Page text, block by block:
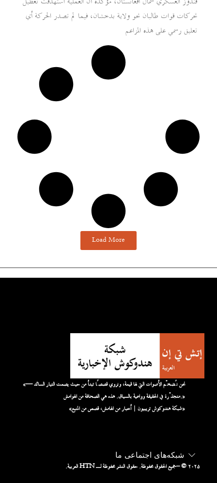
تحركات قوات طالبان نحو ولاية بدخشان، فيما لم تصدر الحركة أي
تعليق رسمي على هذه المزاعم
Load More
شبکه‌های اجتماعی ما
– © ۲۰۲۵جميع الحقوق محفوظة. حقوق النشر محفوظة لـ HTN العربية.
«نحن نُضخّم الأصوات التي لها قيمة، ونروي قصصًا تبدأ من حيث يصمت التيار السائد —
متجذّرة في الحقيقة وواعية بالسياق. هذه هي الصحافة من الهوامش.»
«شبكة هندوكوش تريبيون | أخبار من الهامش، قصص من المنبع»